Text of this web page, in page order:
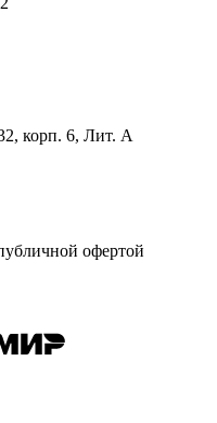
корп. 6, Лит. А
офертой